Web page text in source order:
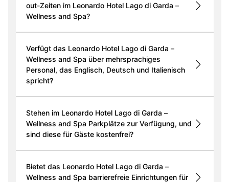
out-Zeiten im Leonardo Hotel Lago di Garda –
Wellness and Spa?
Verfügt das Leonardo Hotel Lago di Garda –
Wellness and Spa über mehrsprachiges
Personal, das Englisch, Deutsch und Italienisch
spricht?
Stehen im Leonardo Hotel Lago di Garda –
Wellness and Spa Parkplätze zur Verfügung, und
sind diese für Gäste kostenfrei?
Bietet das Leonardo Hotel Lago di Garda –
Wellness and Spa barrierefreie Einrichtungen für